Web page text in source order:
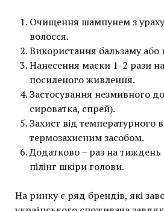
Очищення шампунем з
волосся.
Використання бальзаму або
Нанесення маски 1-2 рази
посиленого живлення.
Застосування незмивного
сироватка, спрей).
Захист від температурного
термозахисним засобом.
Додатково – раз на тиждень
пілінг шкіри голови.
На ринку є ряд брендів, які